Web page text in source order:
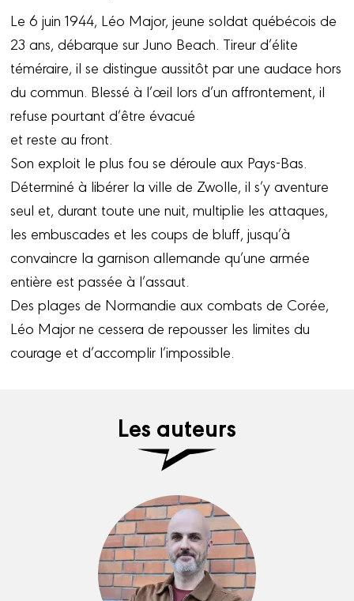
Le 6 juin 1944, Léo Major, jeune soldat québécois de
23 ans, débarque sur Juno Beach. Tireur d’élite
téméraire, il se distingue aussitôt par une audace hors
du commun. Blessé à l’œil lors d’un affrontement, il
refuse pourtant d’être évacué
et reste au front.
Son exploit le plus fou se déroule aux Pays-Bas.
Déterminé à libérer la ville de Zwolle, il s’y aventure
seul et, durant toute une nuit, multiplie les attaques,
les embuscades et les coups de bluff, jusqu’à
convaincre la garnison allemande qu’une armée
entière est passée à l’assaut.
Des plages de Normandie aux combats de Corée,
Léo Major ne cessera de repousser les limites du
courage et d’accomplir l’impossible.
Les auteurs